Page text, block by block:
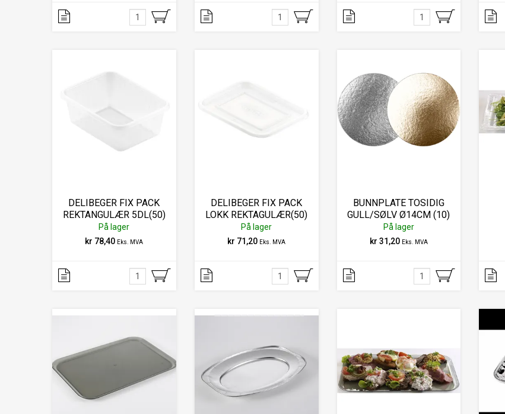
DELIBEGER FIX PACK
REKTANGULÆR 5DL(50)
På lager
kr 78,40 Eks. MVA
DELIBEGER FIX PACK
LOKK REKTAGULÆR(50)
På lager
kr 71,20 Eks. MVA
BUNNPLATE TOSIDIG
GULL/SØLV Ø14CM (10)
På lager
kr 31,20 Eks. MVA